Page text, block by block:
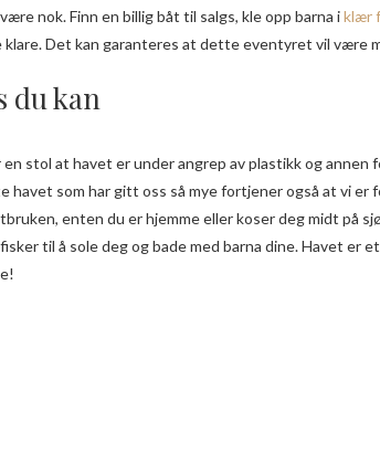
nok. Finn en billig båt til salgs, kle opp barna iklær
Det kan garanteres at dette eventyret vil være
du kan
stol at havet er under angrep av plastikk og annen
som har gitt oss så mye fortjener også at vi er
enten du er hjemme eller koser deg midt på
til å sole deg og bade med barna dine. Havet er